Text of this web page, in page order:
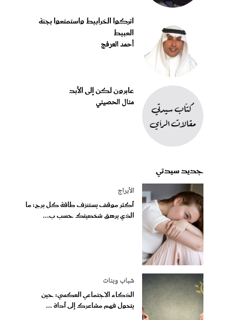
اتركوا الخرابيط واستمتعوا بجنة
العبيط
أحمد العرفج
عابرون لكن إلى الأبد
منال الحصيني
جديد سيدتي
الأبراج
أكثر موقف يستنزف طاقة كل برج: ما
الذي يرهق شخصيتك حسب ب...
شباب وبنات
الذكاء الاجتماعي العكسي: حين
يتحول فهم مشاعرك إلى أداة ...